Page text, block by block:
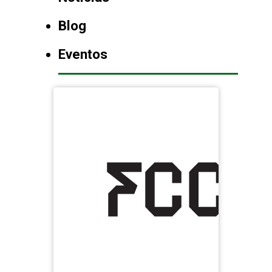
Blog
Eventos